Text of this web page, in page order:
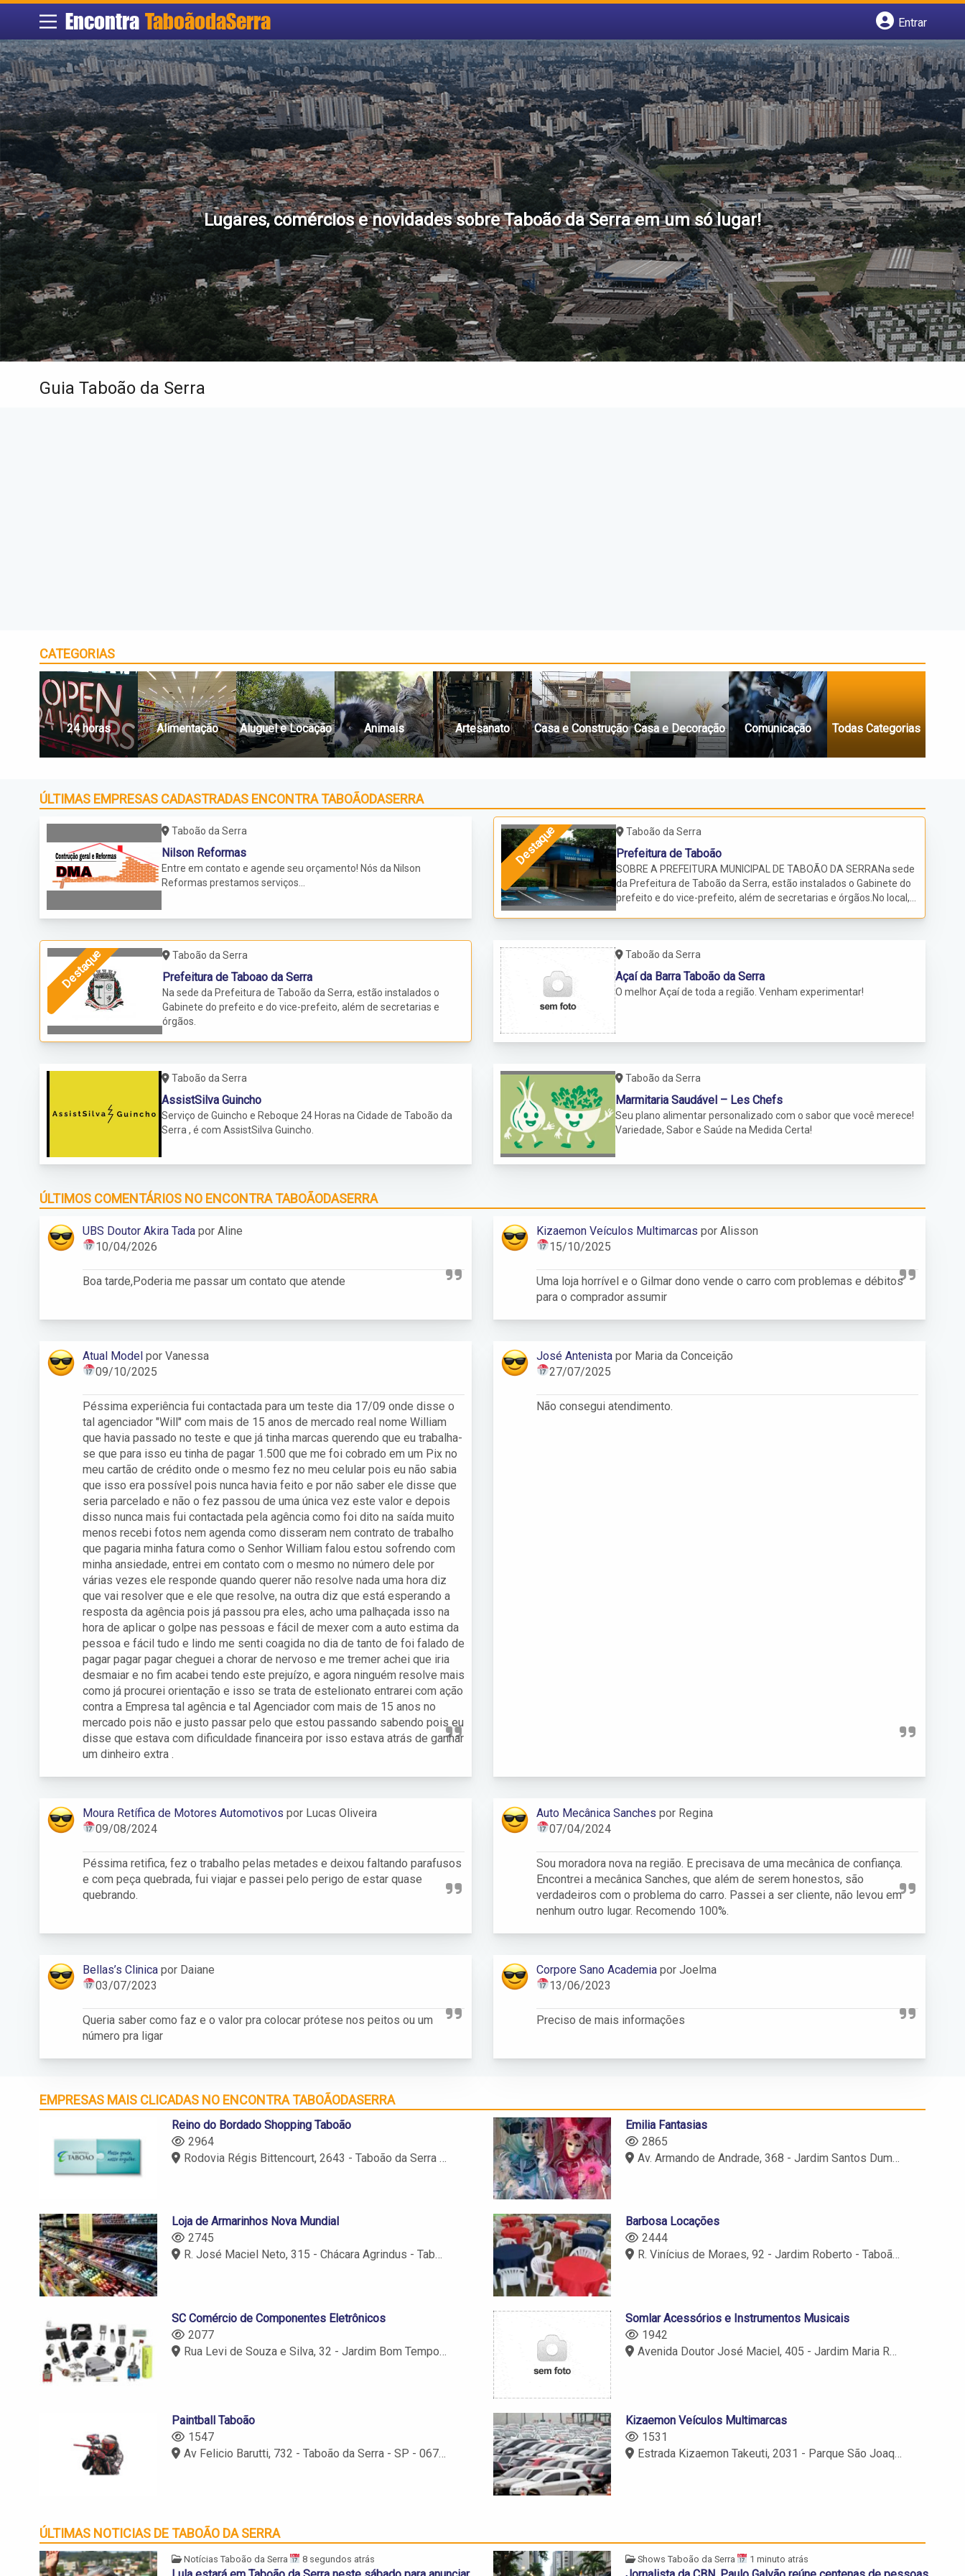
Encontra TaboãodaSerra
Entrar
Cadastrar empresa
Fazer login
Criar conta
Lugares, comércios e novidades sobre Taboão da Serra em um só lugar!
Guia Taboão da Serra
CATEGORIAS
24 horas Alimentação Aluguel e Locação Animais Artesanato Casa e Construção Casa e Decoração Comunicação Todas Categorias
ÚLTIMAS EMPRESAS CADASTRADAS ENCONTRA TABOÃODASERRA
Taboão da Serra
Nilson Reformas
Entre em contato e agende seu orçamento! Nós da Nilson
Reformas prestamos serviços...
Destaque Taboão da Serra
Prefeitura de Taboão
SOBRE A PREFEITURA MUNICIPAL DE TABOÃO DA SERRANa sede
da Prefeitura de Taboão da Serra, estão instalados o Gabinete do
prefeito e do vice-prefeito, além de secretarias e órgãos.No local, o
Consulta de Processos; Imprensa Oficial; entre outros.O horário de
atendimento ao contribuinte é realizado de segunda a sexta-feira
durante horário comercial.
Destaque Taboão da Serra
Prefeitura de Taboao da Serra
Na sede da Prefeitura de Taboão da Serra, estão instalados o
Gabinete do prefeito e do vice-prefeito, além de secretarias e
órgãos.
Taboão da Serra
Açaí da Barra Taboão da Serra
O melhor Açaí de toda a região. Venham experimentar!
Taboão da Serra
AssistSilva Guincho
Serviço de Guincho e Reboque 24 Horas na Cidade de Taboão da
Serra , é com AssistSilva Guincho.
Taboão da Serra
Marmitaria Saudável – Les Chefs
Seu plano alimentar personalizado com o sabor que você merece!
Variedade, Sabor e Saúde na Medida Certa!
ÚLTIMOS COMENTÁRIOS NO ENCONTRA TABOÃODASERRA
UBS Doutor Akira Tada por Aline
10/04/2026
Boa tarde,Poderia me passar um contato que atende
Kizaemon Veículos Multimarcas por Alisson
15/10/2025
Uma loja horrível e o Gilmar dono vende o carro com problemas e débitos
para o comprador assumir
Atual Model por Vanessa
09/10/2025
Péssima experiência fui contactada para um teste dia 17/09 onde disse o
tal agenciador "Will" com mais de 15 anos de mercado real nome William
que havia passado no teste e que já tinha marcas querendo que eu trabalha-
se que para isso eu tinha de pagar 1.500 que me foi cobrado em um Pix no
meu cartão de crédito onde o mesmo fez no meu celular pois eu não sabia
que isso era possível pois nunca havia feito e por não saber ele disse que
seria parcelado e não o fez passou de uma única vez este valor e depois
disso nunca mais fui contactada pela agência como foi dito na saída muito
menos recebi fotos nem agenda como disseram nem contrato de trabalho
que pagaria minha fatura como o Senhor William falou estou sofrendo com
minha ansiedade, entrei em contato com o mesmo no número dele por
várias vezes ele responde quando querer não resolve nada uma hora diz
que vai resolver que e ele que resolve, na outra diz que está esperando a
resposta da agência pois já passou pra eles, acho uma palhaçada isso na
hora de aplicar o golpe nas pessoas e fácil de mexer com a auto estima da
pessoa e fácil tudo e lindo me senti coagida no dia de tanto de foi falado de
pagar pagar pagar cheguei a chorar de nervoso e me tremer achei que iria
desmaiar e no fim acabei tendo este prejuízo, e agora ninguém resolve mais
como já procurei orientação e isso se trata de estelionato entrarei com ação
contra a Empresa tal agência e tal Agenciador com mais de 15 anos no
mercado pois não e justo passar pelo que estou passando sabendo pois eu
disse que estava com dificuldade financeira por isso estava atrás de ganhar
um dinheiro extra .
José Antenista por Maria da Conceição
27/07/2025
Não consegui atendimento.
Moura Retífica de Motores Automotivos por Lucas Oliveira
09/08/2024
Péssima retifica, fez o trabalho pelas metades e deixou faltando parafusos
e com peça quebrada, fui viajar e passei pelo perigo de estar quase
quebrando.
Auto Mecânica Sanches por Regina
07/04/2024
Sou moradora nova na região. E precisava de uma mecânica de confiança.
Encontrei a mecânica Sanches, que além de serem honestos, são
verdadeiros com o problema do carro. Passei a ser cliente, não levou em
nenhum outro lugar. Recomendo 100%.
Bellas’s Clinica por Daiane
03/07/2023
Queria saber como faz e o valor pra colocar prótese nos peitos ou um
número pra ligar
Corpore Sano Academia por Joelma
13/06/2023
Preciso de mais informações
EMPRESAS MAIS CLICADAS NO ENCONTRA TABOÃODASERRA
Reino do Bordado Shopping Taboão
2964
Rodovia Régis Bittencourt, 2643 - Taboão da Serra - SP - 06768-200
Emilia Fantasias
2865
Av. Armando de Andrade, 368 - Jardim Santos Dumont - Taboão da Serra - SP - 06754-210
Loja de Armarinhos Nova Mundial
2745
R. José Maciel Neto, 315 - Chácara Agrindus - Taboão da Serra - SP - 06764-040
Barbosa Locações
2444
R. Vinícius de Moraes, 92 - Jardim Roberto - Taboão da Serra - SP
SC Comércio de Componentes Eletrônicos
2077
Rua Levi de Souza e Silva, 32 - Jardim Bom Tempo - Taboão da Serra - SP - 06763-170
Somlar Acessórios e Instrumentos Musicais
1942
Avenida Doutor José Maciel, 405 - Jardim Maria Rosa - Taboão da Serra - SP - 06763-270
Paintball Taboão
1547
Av Felicio Barutti, 732 - Taboão da Serra - SP - 06757-000
Kizaemon Veículos Multimarcas
1531
Estrada Kizaemon Takeuti, 2031 - Parque São Joaquim - Taboão da Serra - SP - 06775-003
ÚLTIMAS NOTICIAS DE TABOÃO DA SERRA
Notícias Taboão da Serra 8 segundos atrás Shows Taboão da Serra 1 minuto atrás